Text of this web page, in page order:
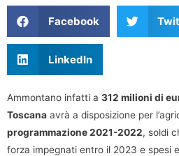
Facebook
LinkedIn
Ammontano infatti a 312 milioni di
Toscana avrà a disposizione per
programmazione 2021-2022, soldi
forza impegnati entro il 2023 e spesi